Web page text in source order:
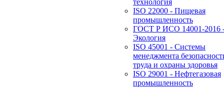
технология
ISO 22000 - Пищевая
промышленность
ГОСТ Р ИСО 14001-2016
Экология
ISO 45001 - Системы
менеджмента
труда и охраны здоровья
ISO 29001 - Нефтегазовая
промышленность